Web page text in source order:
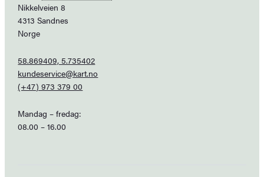
Nikkelveien 8
4313 Sandnes
Norge
58.869409, 5.735402
kundeservice@kart.no
(+47) 973 379 00
Mandag – fredag:
08.00 – 16.00